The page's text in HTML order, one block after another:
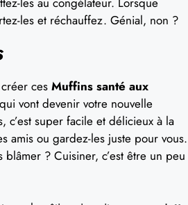
les et réchauffez. Génial, non ?
ces Muffins santé aux
qui vont devenir votre nouvelle
c’est super facile et délicieux à la
amis ou gardez-les juste pour vous.
? Cuisiner, c’est être un peu